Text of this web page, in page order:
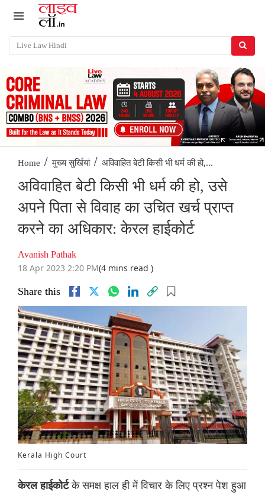
Home / मुख्य सुर्खियां / अविवाहित बेटी किसी भी धर्म की हो,...
अविवाहित बेटी किसी भी धर्म की हो, उसे
अपने पिता से विवाह का उचित खर्च प्राप्त
करने का अधिकार: केरल हाईकोर्ट
Avanish Pathak
18 Apr 2023 2:20 PM(4 mins read )
Share this
Kerala High Court
केरल हाईकोर्टके समक्ष हाल ही में विचार के लिए प्रश्न पेश हुआ